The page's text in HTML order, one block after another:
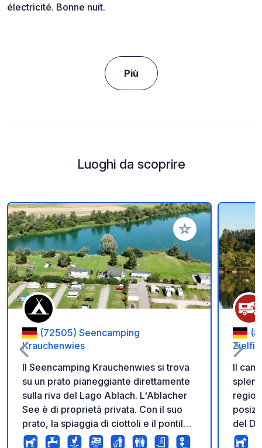
électricité. Bonne nuit.
Più
Luoghi da scoprire
Aggiungi ai tuoi
(72505) Seencamping
Krauchenwies
Il Seencamping Krauchenwies si trova
su un prato pianeggiante direttamente
sulla riva del Lago Ablach. L'Ablacher
See è di proprietà privata. Con il suo
prato, la spiaggia di ciottoli e il pontile
balneabile è a disposizione esclusiva di
Il
del